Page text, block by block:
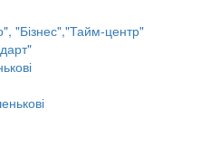
"Бізнес","Тайм-центр"